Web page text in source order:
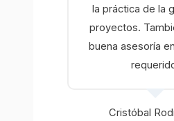
la práctica de la
proyectos.
buena asesoría
Cristóbal